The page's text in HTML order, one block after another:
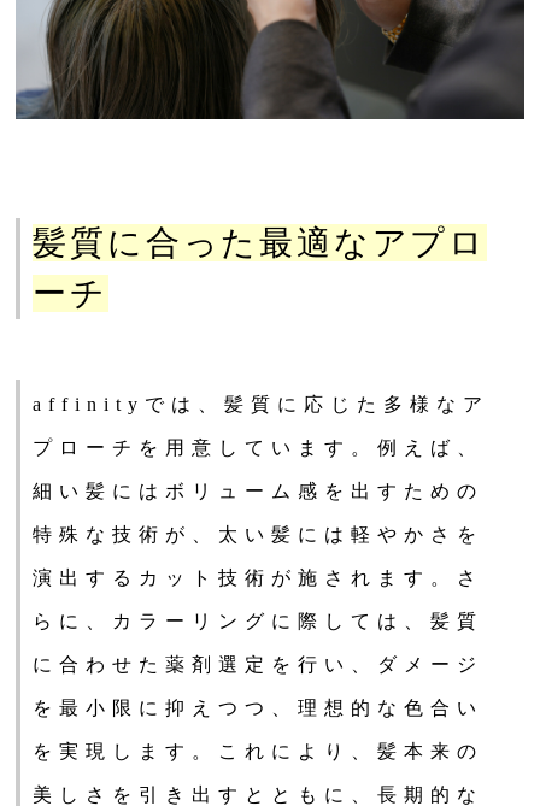
髪質に合った最適なアプロ
ーチ
affinityでは、髪質に応じた多様なア
プローチを用意しています。例えば、
細い髪にはボリューム感を出すための
特殊な技術が、太い髪には軽やかさを
演出するカット技術が施されます。さ
らに、カラーリングに際しては、髪質
に合わせた薬剤選定を行い、ダメージ
を最小限に抑えつつ、理想的な色合い
を実現します。これにより、髪本来の
美しさを引き出すとともに、長期的な